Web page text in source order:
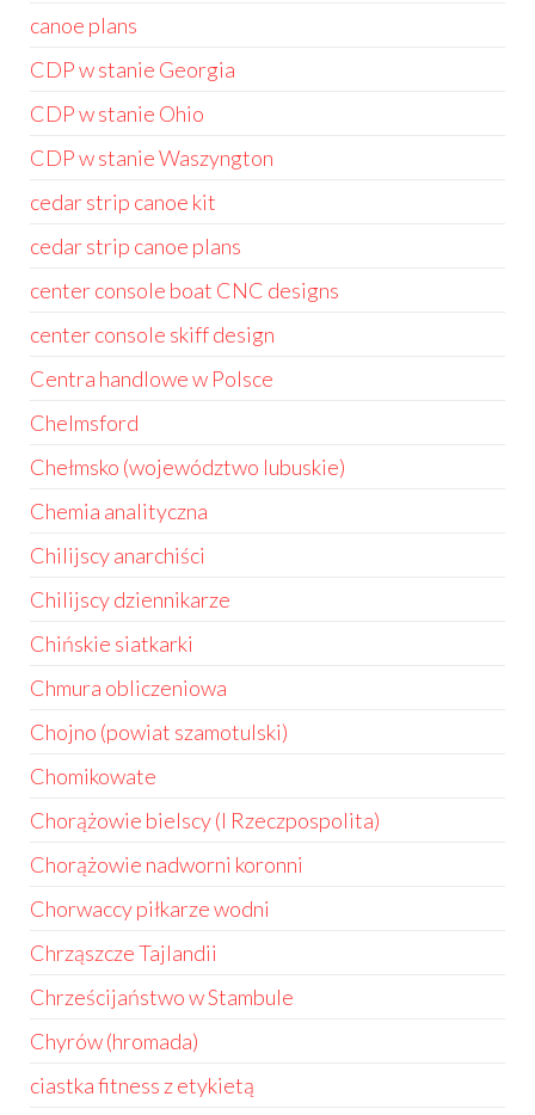
canoe plans
CDP w stanie Georgia
CDP w stanie Ohio
CDP w stanie Waszyngton
cedar strip canoe kit
cedar strip canoe plans
center console boat CNC designs
center console skiff design
Centra handlowe w Polsce
Chelmsford
Chełmsko (województwo lubuskie)
Chemia analityczna
Chilijscy anarchiści
Chilijscy dziennikarze
Chińskie siatkarki
Chmura obliczeniowa
Chojno (powiat szamotulski)
Chomikowate
Chorążowie bielscy (I Rzeczpospolita)
Chorążowie nadworni koronni
Chorwaccy piłkarze wodni
Chrząszcze Tajlandii
Chrześcijaństwo w Stambule
Chyrów (hromada)
ciastka fitness z etykietą